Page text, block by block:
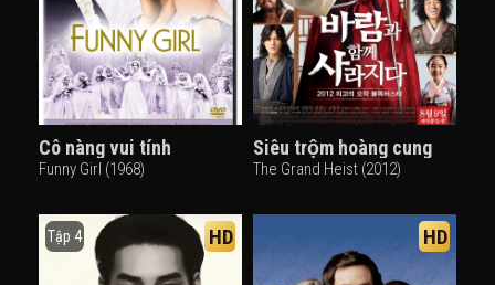
Cô nàng vui tính
Funny Girl (1968)
Siêu trộm hoàng cung
The Grand Heist (2012)
Tập 4 HD HD